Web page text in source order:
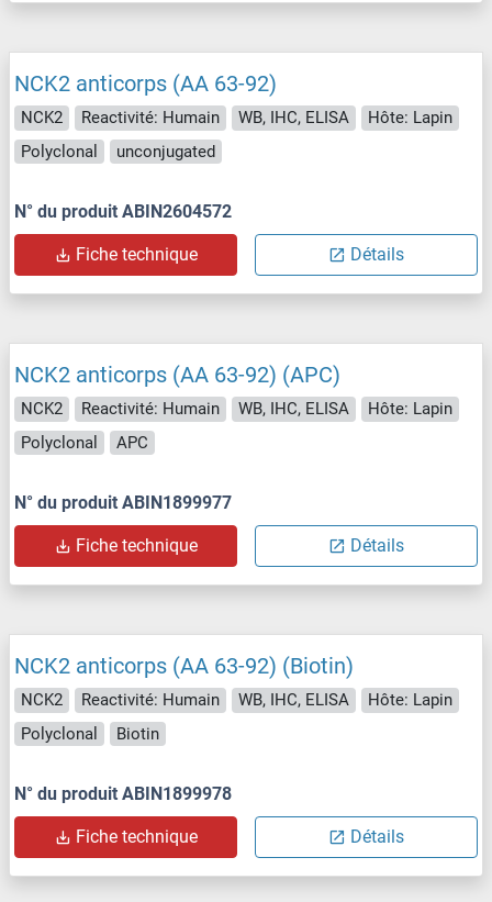
NCK2 anticorps (AA 63-92)
NCK2 Reactivité: Humain WB, IHC, ELISA
Hôte: Lapin
Polyclonal
unconjugated
N° du produit ABIN2604572
Fiche technique Détails
NCK2 anticorps (AA 63-92) (APC)
NCK2 Reactivité: Humain WB, IHC, ELISA
Hôte: Lapin
Polyclonal
APC
N° du produit ABIN1899977
Fiche technique Détails
NCK2 anticorps (AA 63-92) (Biotin)
NCK2 Reactivité: Humain WB, IHC, ELISA
Hôte: Lapin
Polyclonal
Biotin
N° du produit ABIN1899978
Fiche technique Détails